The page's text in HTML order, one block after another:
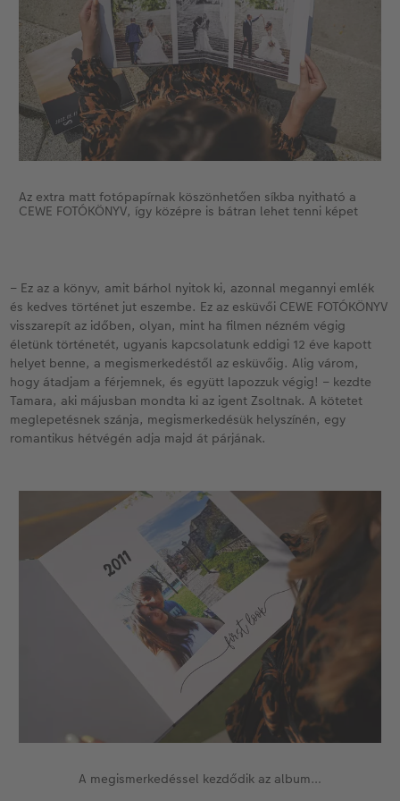
Kiegészítők
CEWE myPhotos
XXL Retró fotó
Kiegészítők
CEWE myPhotos
Az extra matt fotópapírnak köszönhetően síkba nyitható a
CEWE FOTÓKÖNYV, így középre is bátran lehet tenni képet
– Ez az a könyv, amit bárhol nyitok ki, azonnal megannyi emlék
és kedves történet jut eszembe. Ez az esküvői CEWE FOTÓKÖNYV
visszarepít az időben, olyan, mint ha filmen nézném végig
életünk történetét, ugyanis kapcsolatunk eddigi 12 éve kapott
helyet benne, a megismerkedéstől az esküvőig. Alig várom,
hogy átadjam a férjemnek, és együtt lapozzuk végig! – kezdte
Tamara, aki májusban mondta ki az igent Zsoltnak. A kötetet
meglepetésnek szánja, megismerkedésük helyszínén, egy
romantikus hétvégén adja majd át párjának.
A megismerkedéssel kezdődik az album…